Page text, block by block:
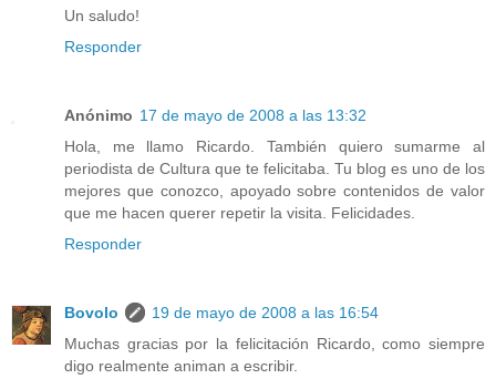
Un saludo!
Responder
Anónimo 17 de mayo de 2008 a las 13:32
Hola, me llamo Ricardo. También quiero sumarme al
periodista de Cultura que te felicitaba. Tu blog es uno de los
mejores que conozco, apoyado sobre contenidos de valor
que me hacen querer repetir la visita. Felicidades.
Responder
Bovolo
19 de mayo de 2008 a las 16:54
Muchas gracias por la felicitación Ricardo, como siempre
digo realmente animan a escribir.